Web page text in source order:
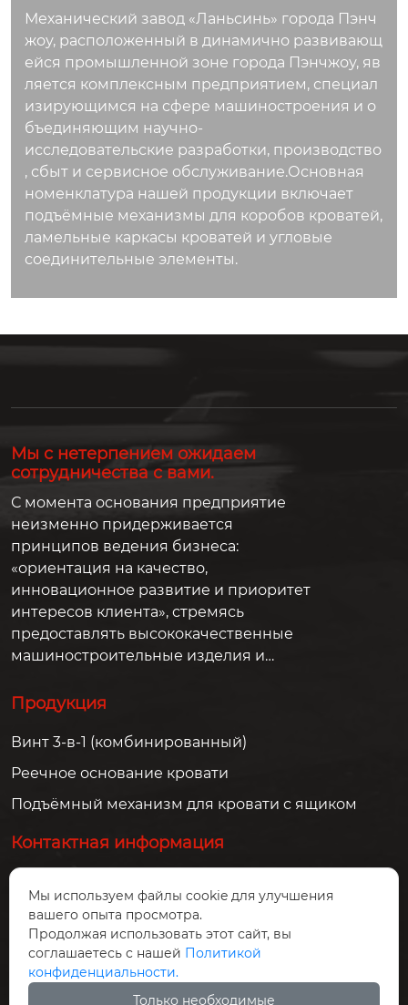
Механический завод «Ланьсинь» города Пэнч
жоу, расположенный в динамично развивающ
ейся промышленной зоне города Пэнчжоу, яв
ляется комплексным предприятием, специал
изирующимся на сфере машиностроения и о
бъединяющим научно-
исследовательские разработки, производство
, сбыт и сервисное обслуживание.Основная
номенклатура нашей продукции включает
подъёмные механизмы для коробов кроватей,
ламельные каркасы кроватей и угловые
соединительные элементы.
Мы с нетерпением ожидаем
сотрудничества с вами.
С момента основания предприятие
неизменно придерживается
принципов ведения бизнеса:
«ориентация на качество,
инновационное развитие и приоритет
интересов клиента», стремясь
предоставлять высококачественные
машиностроительные изделия и
Продукция
Винт 3-в-1 (комбинированный)
Реечное основание кровати
Подъёмный механизм для кровати с ящиком
Контактная информация
Цзюньлэ, северная часть улицы Люсин
lanxinmachinery@gmail.com
+86-13551354098
Мы используем файлы cookie для улучшения
вашего опыта просмотра.
Продолжая использовать этот сайт, вы
соглашаетесь с нашей Политикой
конфиденциальности.
Только необходимые